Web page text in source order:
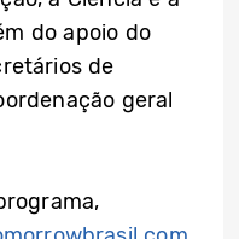
do apoio do
de
geral